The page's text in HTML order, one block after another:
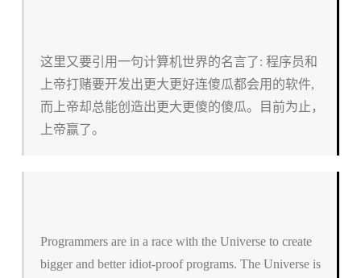
这里又要引用一句计算机世界的名言了: 程序员和
上帝打赌要开发出更大更好连傻瓜都会用的软件,
而上帝却总能创造出更大更傻的傻瓜。目前为止，
上帝赢了。
Programmers are in a race with the Universe to create
bigger and better idiot-proof programs. The Universe is